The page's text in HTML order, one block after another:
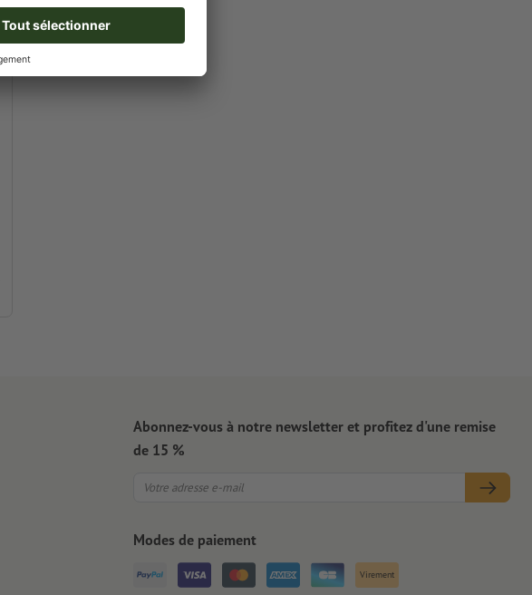
Abonnez-vous à notre newsletter et profitez d'une remise
de 15 %
Modes de paiement
Virement